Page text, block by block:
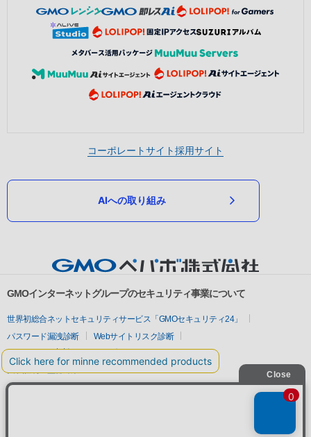
コーポレートサイト採用サイト
AIへの取り組み
GMOインターネットグループのセキュリティ事業について
世界初総合ネットセキュリティサービス「GMOセキュリティ24」
パスワード漏洩診断
Webサイトリスク診断
セキュリティ相談AIチャットボット
実在証明・盗聴対策
サイバー攻撃対策（GMOサイバーセキュリティ byイエラエ）